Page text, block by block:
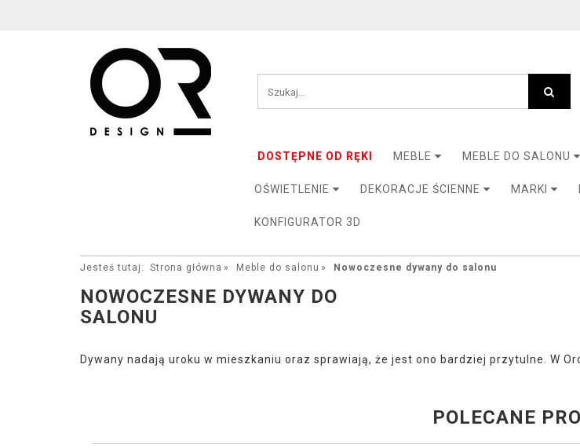
DOSTĘPNE OD RĘKI MEBLE MEBLE DO SALONU
OŚWIETLENIE DEKORACJE ŚCIENNE MARKI
KONFIGURATOR 3D
Jesteś tutaj: Strona główna Meble do salonu Nowoczesne dywany do salonu
NOWOCZESNE DYWANY DO
SALONU
Dywany nadają uroku w mieszkaniu oraz sprawiają, że jest ono bardziej przytulne. W
POLECANE